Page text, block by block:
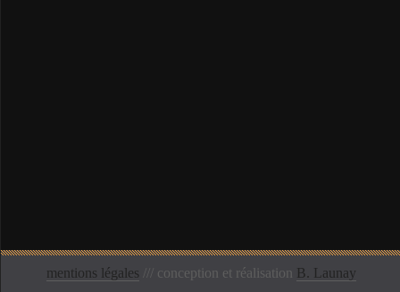
mentions légales /// conception et réalisation B. Launay